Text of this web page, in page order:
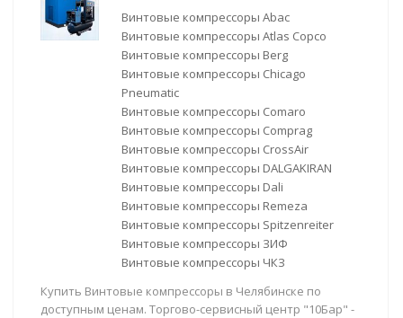
Винтовые компрессоры Abac
Винтовые компрессоры Atlas Copco
Винтовые компрессоры Berg
Винтовые компрессоры Chicago
Pneumatic
Винтовые компрессоры Comaro
Винтовые компрессоры Comprag
Винтовые компрессоры CrossAir
Винтовые компрессоры DALGAKIRAN
Винтовые компрессоры Dali
Винтовые компрессоры Remeza
Винтовые компрессоры Spitzenreiter
Винтовые компрессоры ЗИФ
Винтовые компрессоры ЧКЗ
Купить Винтовые компрессоры в Челябинске по
доступным ценам. Торгово-сервисный центр "10Бар" -